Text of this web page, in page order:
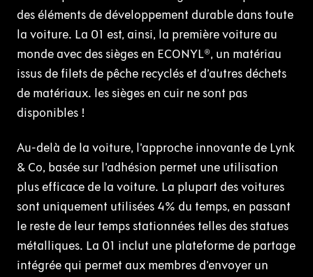
des éléments de développement durable dans toute
la voiture. La 01 est, ainsi, la première voiture au
monde avec des sièges en ECONYL®, un matériau
issus de filets de pêche recyclés et d’autres déchets
de matériaux. les sièges en cuir ne sont pas
disponibles !
Au-delà de la voiture, l’approche innovante de Lynk
& Co, basée sur l’adhésion permet une utilisation
plus efficace de la voiture. La plupart des voitures
sont uniquement utilisées 4% du temps, en passant
le reste de leur temps stationnées telles des statues
métalliques. La 01 inclut une plateforme de partage
intégrée qui permet aux membres d’envoyer un